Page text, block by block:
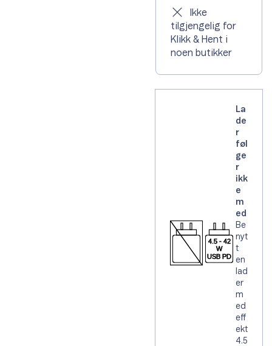
Ikke
tilgjengelig for
Klikk & Hent i
noen butikker
La
de
r
føl
ge
r
ikk
e
m
ed
Be
nyt
t
en
lad
er
m
ed
eff
ekt
4.5